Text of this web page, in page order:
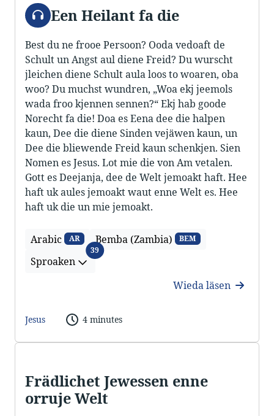
Audio
Een Heilant fa die
Best du ne frooe Persoon? Ooda vedoaft de
Schult un Angst aul diene Freid? Du wurscht
jleichen diene Schult aula loos to woaren, oba
woo? Du muchst wundren, „Woa ekj jeemols
wada froo kjennen sennen?“ Ekj hab goode
Norecht fa die! Doa es Eena dee die halpen
kaun, Dee die diene Sinden vejäwen kaun, un
Dee die bliewende Freid kaun schenkjen. Sien
Nomen es Jesus. Lot mie die von Am vetalen.
Gott es Deejanja, dee de Welt jemoakt haft. Hee
haft uk aules jemoakt waut enne Welt es. Hee
haft uk die un mie jemoakt.
Arabic AR Bemba (Zambia) BEM
Sproaken
39Sproaken
Wieda läsen
Jesus 4 minutes
Frädlichet Jewessen enne
orruje Welt